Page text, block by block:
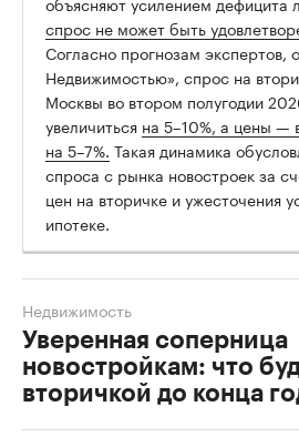
спрос не может быть
Согласно прогнозам экспертов,
Недвижимостью», спрос на
Москвы во втором полугодии
увеличиться на 5–10%, а цены —
на 5–7%. Такая динамика
спроса с рынка новостроек за
цен на вторичке и ужесточения
ипотеке.
Уверенная соперница
новостройкам: что
вторичкой до конца
Недвижимость